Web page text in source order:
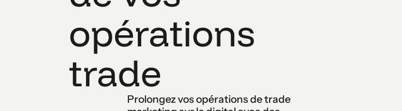
opérations
trade
Prolongez vos opérations de trade